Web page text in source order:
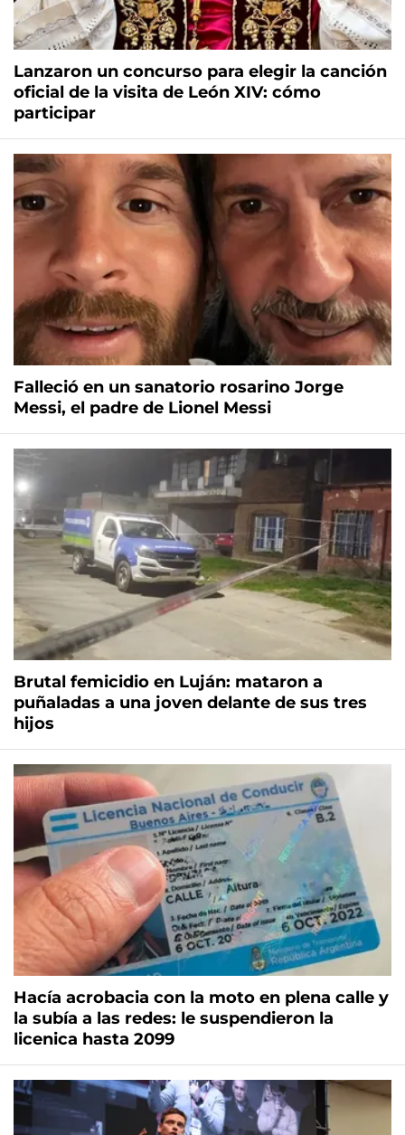
Lanzaron un concurso para elegir la canción
oficial de la visita de León XIV: cómo
participar
Falleció en un sanatorio rosarino Jorge
Messi, el padre de Lionel Messi
Brutal femicidio en Luján: mataron a
puñaladas a una joven delante de sus tres
hijos
Hacía acrobacia con la moto en plena calle y
la subía a las redes: le suspendieron la
licenica hasta 2099